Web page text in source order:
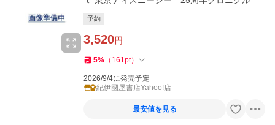
予約
3,520円
5% （ 161pt）
2026/9/4に発売予定
紀伊國屋書店Yahoo!店
最安値を見る